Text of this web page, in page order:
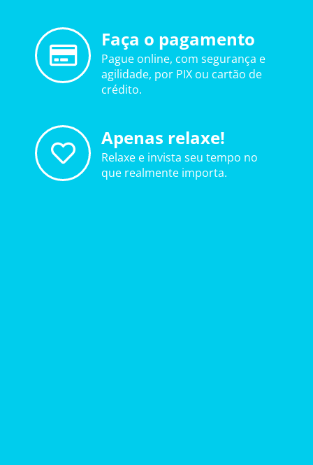
Faça o pagamento
Pague online, com segurança e
agilidade, por PIX ou cartão de
crédito.
Apenas relaxe!
Relaxe e invista seu tempo no
que realmente importa.